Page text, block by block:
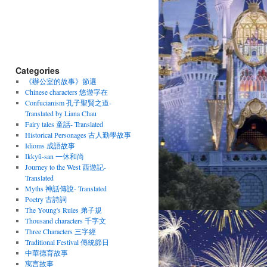
Categories
《辦公室的故事》節選
Chinese characters 悠遊字在
Confucianism 孔子聖賢之道-
Translated by Liana Chau
Fairy tales 童話- Translated
Historical Personages 古人勤學故事
Idioms 成語故事
Ikkyū-san 一休和尚
Journey to the West 西遊記-
Translated
Myths 神話傳說- Translated
Poetry 古詩詞
The Young's Rules 弟子規
Thousand characters 千字文
Three Characters 三字經
Traditional Festival 傳統節日
中華德育故事
寓言故事